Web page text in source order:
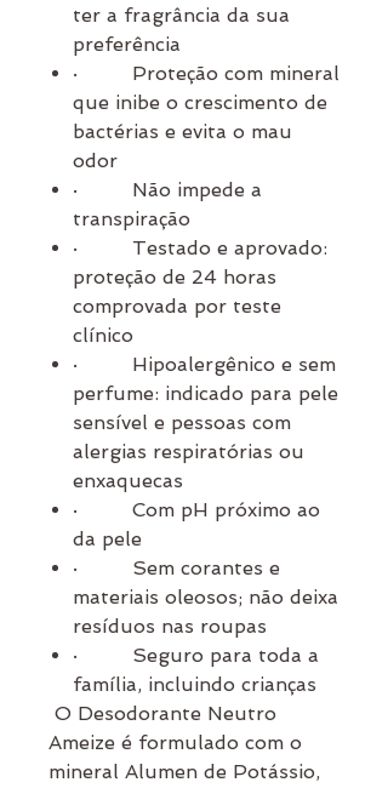
ter a fragrância da sua
preferência
· Proteção com mineral
que inibe o crescimento de
bactérias e evita o mau
odor
· Não impede a
transpiração
· Testado e aprovado:
proteção de 24 horas
comprovada por teste
clínico
· Hipoalergênico e sem
perfume: indicado para pele
sensível e pessoas com
alergias respiratórias ou
enxaquecas
· Com pH próximo ao
da pele
· Sem corantes e
materiais oleosos; não deixa
resíduos nas roupas
· Seguro para toda a
família, incluindo crianças
O Desodorante Neutro
Ameize é formulado com o
mineral Alumen de Potássio,